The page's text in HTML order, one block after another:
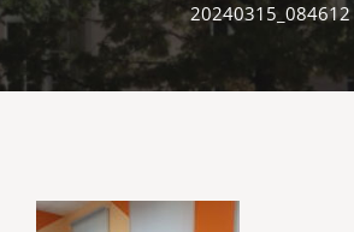
20240315_084612